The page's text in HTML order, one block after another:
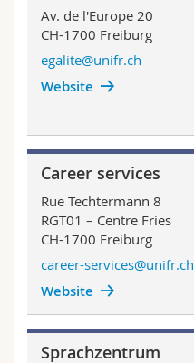
Av. de l'Europe 20
CH-1700 Freiburg
egalite@unifr.ch
Website
Career services
Rue Techtermann 8
RGT01 – Centre Fries
CH-1700 Freiburg
career-services@unifr.ch
Website
Sprachzentrum